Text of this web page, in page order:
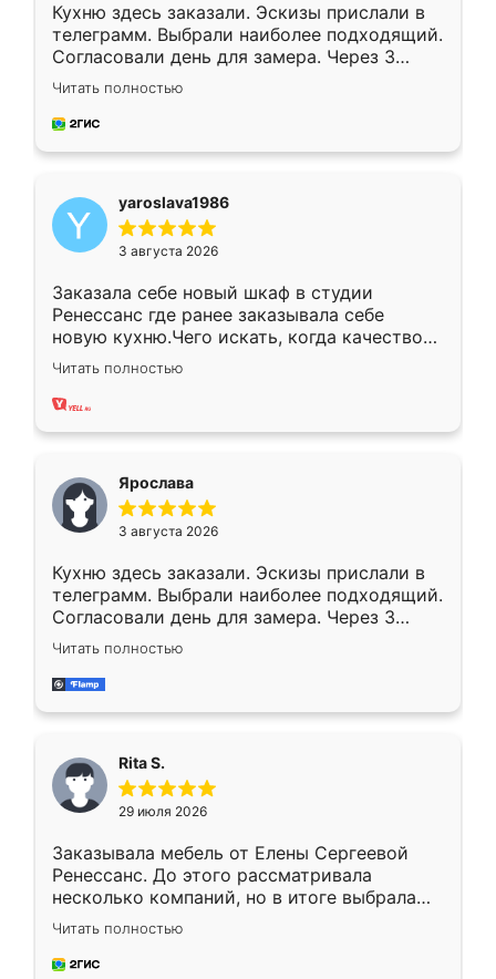
Кухню здесь заказали. Эскизы прислали в
телеграмм. Выбрали наиболее подходящий.
Согласовали день для замера. Через 3
недели кухня была уже готова. Остались
довольны работой. Спасибо Ренессанс
мебель за качественную работу!
Читать полностью
yaroslava1986
3 августа 2026
Заказала себе новый шкаф в студии
Ренессанс где ранее заказывала себе
новую кухню.Чего искать, когда качеством
вполне довольна. Служит кухня уже почти
два года, нареканий нет.
Читать полностью
Ярослава
3 августа 2026
Кухню здесь заказали. Эскизы прислали в
телеграмм. Выбрали наиболее подходящий.
Согласовали день для замера. Через 3
недели кухня была уже готова. Остались
довольны работой. Спасибо Ренессанс
мебель за качественную работу!
Читать полностью
Rita S.
29 июля 2026
Заказывала мебель от Елены Сергеевой
Ренессанс. До этого рассматривала
несколько компаний, но в итоге выбрала
эту. Сначала обговорили условия, потом
приехал замерщик, всё спокойно объяснил
и снял размеры. Изготовили в срок, с
Читать полностью